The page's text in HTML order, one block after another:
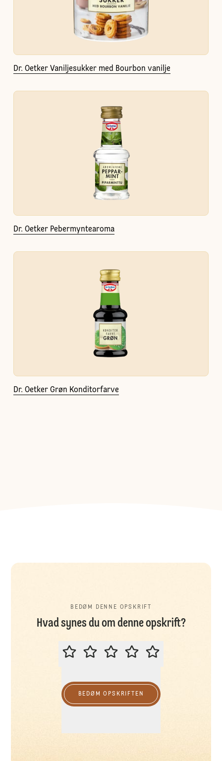
Dr. Oetker Vaniljesukker med Bourbon vanilje
Dr. Oetker Pebermyntearoma
Dr. Oetker Grøn Konditorfarve
BEDØM DENNE OPSKRIFT
Hvad synes du om denne opskrift?
BEDØM DENNE OPSKRIFT
BEDØM OPSKRIFTEN